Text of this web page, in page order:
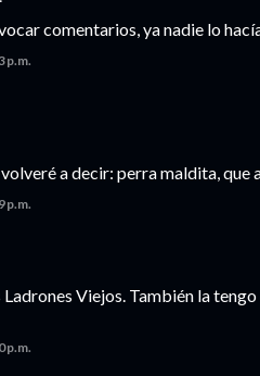
comentarios, ya nadie lo
p.m.
a decir: perra maldita, que
p.m.
Ladrones Viejos. También la
p.m.